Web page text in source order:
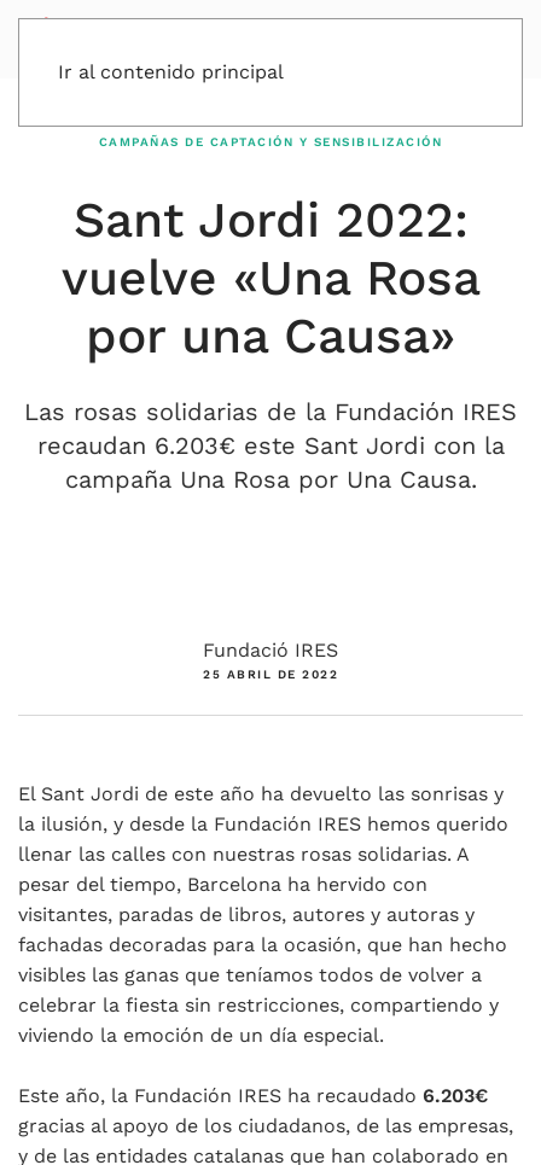
Ir al contenido principal
CAMPAÑAS DE CAPTACIÓN Y SENSIBILIZACIÓN
Sant Jordi 2022:
vuelve «Una Rosa
por una Causa»
Las rosas solidarias de la Fundación IRES
recaudan 6.203€ este Sant Jordi con la
campaña Una Rosa por Una Causa.
Fundació IRES
25 ABRIL DE 2022
El Sant Jordi de este año ha devuelto las sonrisas y
la ilusión, y desde la Fundación IRES hemos querido
llenar las calles con nuestras rosas solidarias. A
pesar del tiempo, Barcelona ha hervido con
visitantes, paradas de libros, autores y autoras y
fachadas decoradas para la ocasión, que han hecho
visibles las ganas que teníamos todos de volver a
celebrar la fiesta sin restricciones, compartiendo y
viviendo la emoción de un día especial.
Este año, la Fundación IRES ha recaudado 6.203€
gracias al apoyo de los ciudadanos, de las empresas,
y de las entidades catalanas que han colaborado en